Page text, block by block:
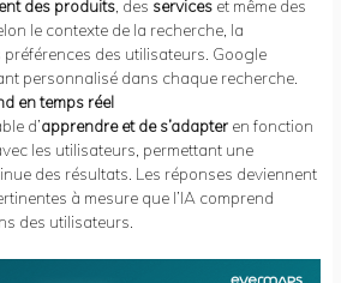
des produits , des services et même des
le contexte de la recherche, la
préférences des utilisateurs. Google
personnalisé dans chaque recherche.
en temps réel
d’apprendre et de s’adapter en fonction
les utilisateurs, permettant une
des résultats. Les réponses deviennent
à mesure que l’IA comprend
des utilisateurs.